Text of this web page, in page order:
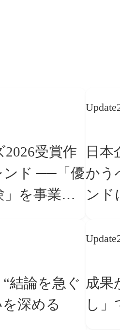
受賞作
「優
を事業と
Update
日本
かう
ンド
結論を急ぐ
深める
Update
成果
し」